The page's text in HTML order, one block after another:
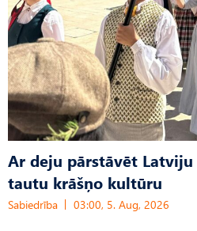
Ar deju pārstāvēt
tautu krāšņo kultūru
Sabiedrība 03:00, 5. Aug, 2026